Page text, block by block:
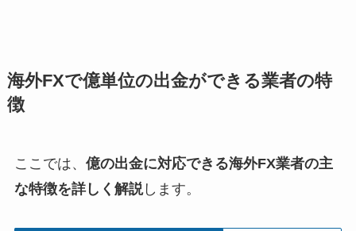
海外FXで億単位の出金ができる業者の特
徴
ここでは、 億の出金に対応できる海外FX業者の主
な特徴を詳しく解説します。